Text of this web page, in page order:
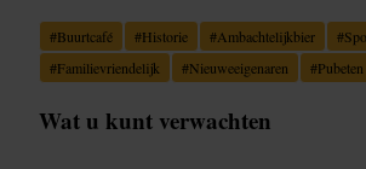
#Buurtcafé #Historie #Ambachtelijkbier #
#Familievriendelijk #Nieuweeigenaren #Pubeten
Wat u kunt verwachten